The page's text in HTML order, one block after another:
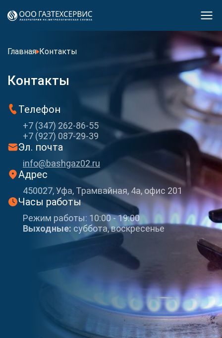
Главная Контакты
Контакты
Телефон
+7 (347) 262-86-55
+7 (927) 087-29-39
Адрес
450027, Уфа, Трамвайная, 4а, офис 201
Эл. почта
info@bashgaz02.ru
Часы работы
Режим работы: 10:00 - 19:00
Выходные: суббота, воскресенье